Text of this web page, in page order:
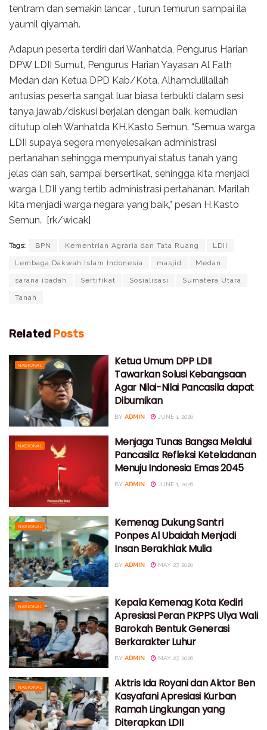
tentram dan semakin lancar , turun temurun sampai ila
yaumil qiyamah.
Adapun peserta terdiri dari Wanhatda, Pengurus Harian
DPW LDII Sumut, Pengurus Harian Yayasan Al Fath
Medan dan Ketua DPD Kab/Kota. Alhamdulilallah
antusias peserta sangat luar biasa terbukti dalam sesi
tanya jawab/diskusi berjalan dengan baik, kemudian
ditutup oleh Wanhatda KH.Kasto Semun. “Semua warga
LDII supaya segera menyelesaikan administrasi
pertanahan sehingga mempunyai status tanah yang
jelas dan sah, sampai bersertikat, sehingga kita menjadi
warga LDII yang tertib administrasi pertahanan. Marilah
kita menjadi warga negara yang baik,” pesan H.Kasto
Semun. [rk/wicak]
Tags: BPN Kementrian Agraria dan Tata Ruang LDII
Lembaga Dakwah Islam Indonesia masjid Medan
sarana ibadah Sertifikat Sosialisasi Sumatera Utara
Tanah
Related Posts
NASIONAL
Ketua Umum DPP LDII
Tawarkan Solusi Kebangsaan
Agar Nilai-Nilai Pancasila dapat
Dibumikan
BY ADMIN JUNE 1, 2026
NASIONAL
Menjaga Tunas Bangsa Melalui
Pancasila: Refleksi Keteladanan
Menuju Indonesia Emas 2045
BY ADMIN JUNE 1, 2026
NASIONAL
Kemenag Dukung Santri
Ponpes Al Ubaidah Menjadi
Insan Berakhlak Mulia
BY ADMIN MAY 27, 2026
NASIONAL
Kepala Kemenag Kota Kediri
Apresiasi Peran PKPPS Ulya Wali
Barokah Bentuk Generasi
Berkarakter Luhur
BY ADMIN MAY 27, 2026
NASIONAL
Aktris Ida Royani dan Aktor Ben
Kasyafani Apresiasi Kurban
Ramah Lingkungan yang
Diterapkan LDII